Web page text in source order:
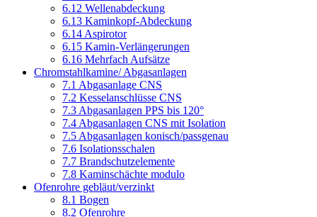
6.12 Wellenabdeckung
6.13 Kaminkopf-Abdeckung
6.14 Aspirotor
6.15 Kamin-Verlängerungen
6.16 Mehrfach Aufsätze
Chromstahlkamine/ Abgasanlagen
7.1 Abgasanlage CNS
7.2 Kesselanschlüsse CNS
7.3 Abgasanlagen PPS bis 120°
7.4 Abgasanlagen CNS mit Isolation
7.5 Abgasanlagen konisch/passgenau
7.6 Isolationsschalen
7.7 Brandschutzelemente
7.8 Kaminschächte modulo
Ofenrohre gebläut/verzinkt
8.1 Bogen
8.2 Ofenrohre